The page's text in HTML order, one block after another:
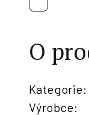
O
Kategorie:
Výrobce: